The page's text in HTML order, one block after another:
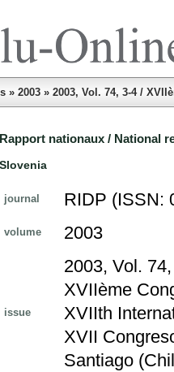
» 2003 » 2003, Vol. 74, 3-4 /
Rapport nationaux / National
Slovenia
journal RIDP (ISSN:
volume 2003
issue
2003, Vol.
XVIIème
XVIIth
XVII
Santiago